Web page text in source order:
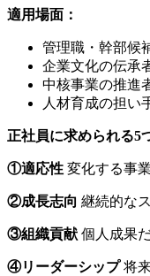
適用場面：
管理職・幹部候
企業文化の伝承
中核事業の推進
人材育成の担い
正社員に求められる5
①適応性 変化する事
②成長志向 継続的な
③組織貢献 個人成果
④リーダーシップ将